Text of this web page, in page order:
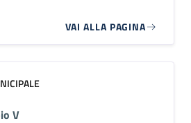
VAI ALLA PAGINA
V